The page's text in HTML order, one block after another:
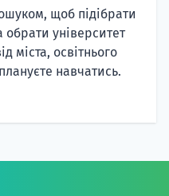
щоб підібрати
обрати університет
міста, освітнього
навчатись.